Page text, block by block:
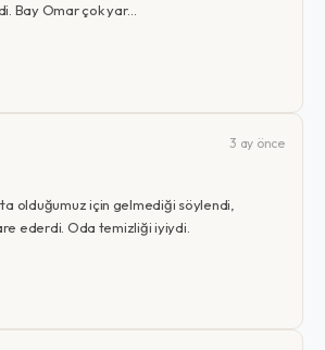
Bay Omar çok yar…
3 ay önce
olduğumuz için gelmediği söylendi,
ederdi. Oda temizliği iyiydi.